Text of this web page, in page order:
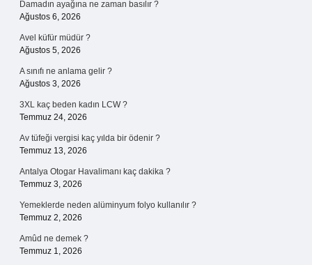
Damadın ayağına ne zaman basılır ?
Ağustos 6, 2026
Avel küfür müdür ?
Ağustos 5, 2026
A sınıfı ne anlama gelir ?
Ağustos 3, 2026
3XL kaç beden kadın LCW ?
Temmuz 24, 2026
Av tüfeği vergisi kaç yılda bir ödenir ?
Temmuz 13, 2026
Antalya Otogar Havalimanı kaç dakika ?
Temmuz 3, 2026
Yemeklerde neden alüminyum folyo kullanılır ?
Temmuz 2, 2026
Amûd ne demek ?
Temmuz 1, 2026